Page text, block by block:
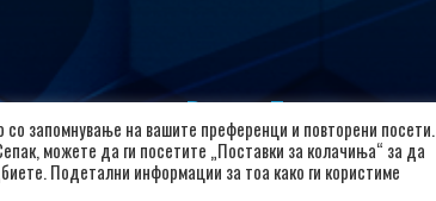
12,
Северна
Важни Линкови
Почетна
запомнување на вашите преференци и повторени посети.
можете да ги посетите „Поставки за колачиња“ за да
Подетални информации за тоа како ги користиме